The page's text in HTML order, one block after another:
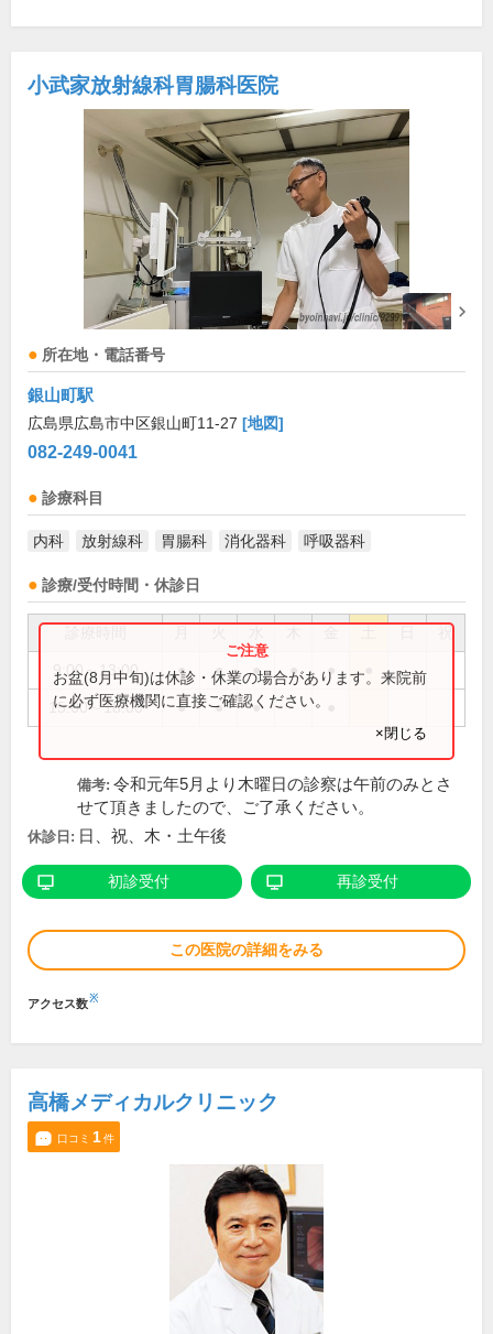
小武家放射線科胃腸科医院
所在地・電話番号
銀山町駅
広島県広島市中区銀山町11-27 [地図]
082-249-0041
診療科目
内科 放射線科 胃腸科 消化器科 呼吸器科
診療/受付時間・休診日
祝
9:00～13:00 ● ● ● ● ●
15:00～18:00 ● ● ●
お盆(8月中旬)は休診・休業の場合があります。来院前
に必ず医療機関に直接ご確認ください。
×閉じる
備考: 令和元年5月より木曜日の診察は午前のみとさ
せて頂きましたので、ご了承ください。
休診日: 日、祝、木・土午後
初診受付 再診受付
この医院の詳細をみる
アクセス数※
高橋メディカルクリニック
口コミ 1件